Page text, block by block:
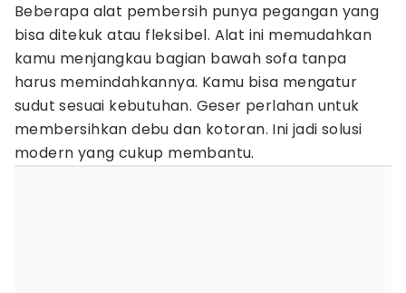
Beberapa alat pembersih punya pegangan yang
bisa ditekuk atau fleksibel. Alat ini memudahkan
kamu menjangkau bagian bawah sofa tanpa
harus memindahkannya. Kamu bisa mengatur
sudut sesuai kebutuhan. Geser perlahan untuk
membersihkan debu dan kotoran. Ini jadi solusi
modern yang cukup membantu.